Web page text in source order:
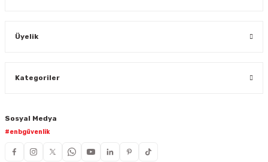
Üyelik
Kategoriler
Sosyal Medya
#enbgüvenlik